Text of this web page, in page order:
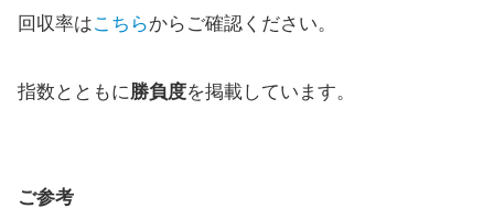
回収率はこちらからご確認ください。
指数とともに勝負度を掲載しています。
ご参考